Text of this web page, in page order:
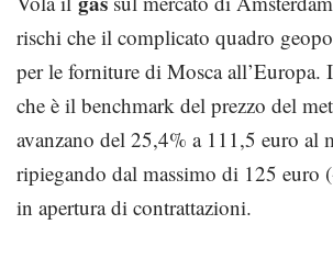
rischi che il complicato quadro
per le forniture di Mosca all’Europa.
che è il benchmark del prezzo del
avanzano del 25,4% a 111,5 euro al
ripiegando dal massimo di 125 euro
in apertura di contrattazioni.